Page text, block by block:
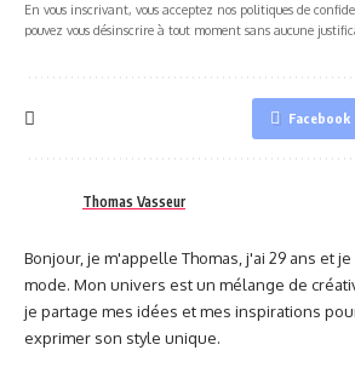
En vous inscrivant, vous acceptez nos politiques de
pouvez vous désinscrire à tout moment sans aucune
Facebook
Thomas Vasseur
Bonjour, je m'appelle Thomas, j'ai 29 ans et
mode. Mon univers est un mélange de
je partage mes idées et mes inspirations
exprimer son style unique.